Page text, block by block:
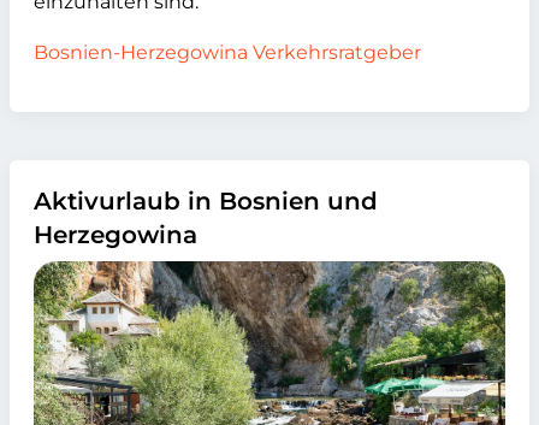
Bosnien-Herzegowina Verkehrsratgeber
Aktivurlaub in Bosnien und
Herzegowina